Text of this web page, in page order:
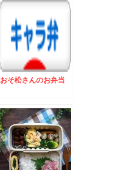
おそ松さんのお弁当